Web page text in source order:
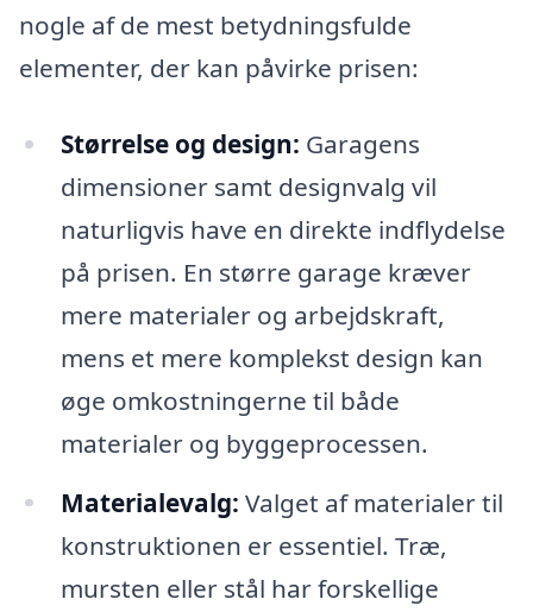
nogle af de mest betydningsfulde
elementer, der kan påvirke prisen:
Størrelse og design: Garagens
dimensioner samt designvalg vil
naturligvis have en direkte indflydelse
på prisen. En større garage kræver
mere materialer og arbejdskraft,
mens et mere komplekst design kan
øge omkostningerne til både
materialer og byggeprocessen.
Materialevalg: Valget af materialer til
konstruktionen er essentiel. Træ,
mursten eller stål har forskellige